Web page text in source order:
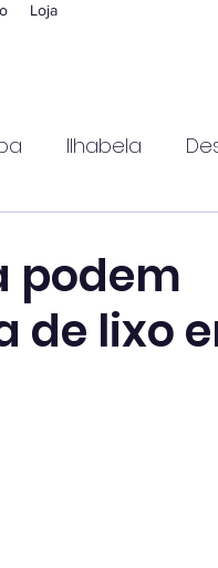
Loja
Ilhabela
podem
de lixo